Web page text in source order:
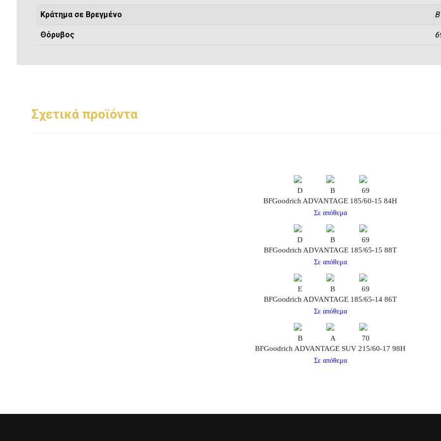
Κράτημα σε Βρεγμένο B
Θόρυβος
Σχετικά προϊόντα
D B
69
BFGoodrich ADVANTAGE 185/60-15 84H
Σε απόθεμα
D B
69
BFGoodrich ADVANTAGE 185/65-15 88T
Σε απόθεμα
E B
69
BFGoodrich ADVANTAGE 185/65-14 86T
Σε απόθεμα
B A
70
BFGoodrich ADVANTAGE SUV 215/60-17 98H
Σε απόθεμα